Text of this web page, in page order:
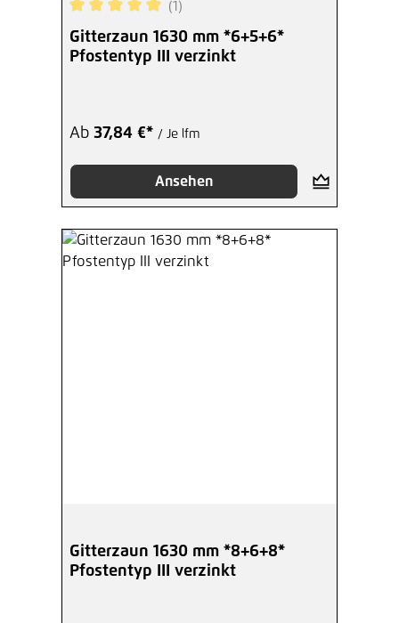
Durchschnittliche Bewertung von 5 von 5
(1)
Gitterzaun 1630 mm *6+5+6*
Pfostentyp III verzinkt
Ab 37,84 €* / Je lfm
Ansehen
Gitterzaun 1630 mm *8+6+8*
Pfostentyp III verzinkt